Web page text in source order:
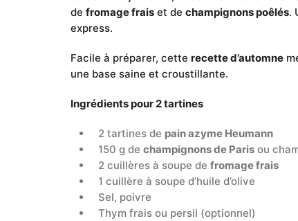
de fromage frais et de champignons poêlés.
express.
Facile à préparer, cette recette d’automne
une base saine et croustillante.
Ingrédients pour 2 tartines
2 tartines de pain azyme Heumann
150 g de champignons de Paris ou
2 cuillères à soupe de fromage frais
1 cuillère à soupe d’huile d’olive
Sel, poivre
Thym frais ou persil (optionnel)